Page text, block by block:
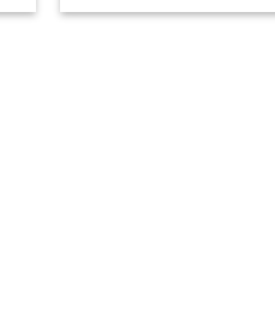
wynosiła:€20,97.